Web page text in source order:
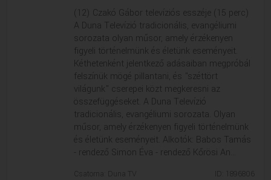
(12) Czakó Gábor televíziós esszéje (15 perc)
A Duna Televízió tradicionális, evangéliumi
sorozata olyan műsor, amely érzékenyen
figyeli történelmünk és életünk eseményeit.
Kéthetenként jelentkező adásaiban megpróbál
felszínük mögé pillantani, és "széttört
világunk" cserepei közt megkeresni az
összefüggéseket. A Duna Televízió
tradicionális, evangéliumi sorozata. Olyan
műsor, amely érzékenyen figyeli történelmünk
és életünk eseményeit. Alkotók: Babos Tamás
- rendező Simon Éva - rendező Kőrösi An...
Csatorna: Duna TV